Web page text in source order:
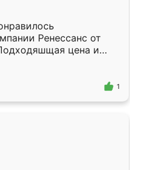
Ренессанс от
цена и
Приехавший
Владислав
эскизу самый
1